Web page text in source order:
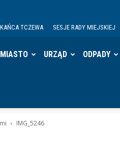
TCZEWA SESJE RADY MIEJSKIEJ
MIASTO URZĄD ODPADY
IMG_5246